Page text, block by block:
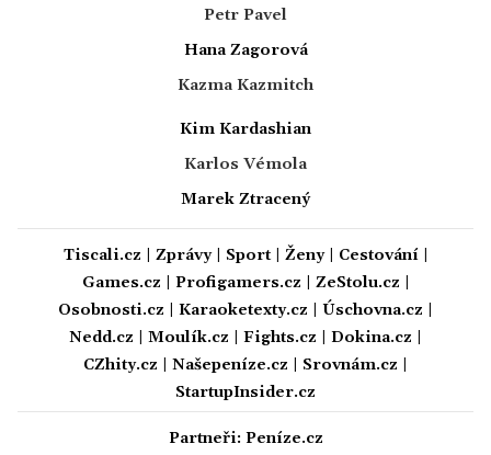
Petr Pavel
Hana Zagorová
Kazma Kazmitch
Kim Kardashian
Karlos Vémola
Marek Ztracený
Tiscali.cz Zprávy| Sport| Ženy| Cestování|
Games.cz
Profigamers.cz ZeStolu.cz
Osobnosti.cz
Karaoketexty.cz Úschovna.cz
Nedd.cz
Moulík.cz Fights.cz Dokina.cz
CZhity.cz
Našepeníze.cz Srovnám.cz
StartupInsider.cz
Partneři: Peníze.cz